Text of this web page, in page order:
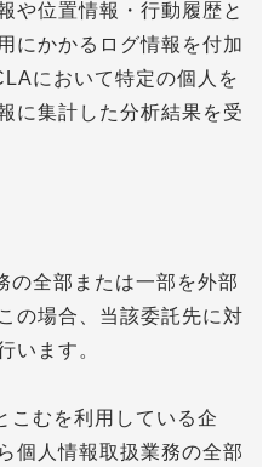
や位置情報・行動履歴と
にかかるログ情報を付加
において特定の個人を
に集計した分析結果を受
の全部または一部を外部
の場合、当該委託先に対
います。
こむを利用している企
個人情報取扱業務の全部